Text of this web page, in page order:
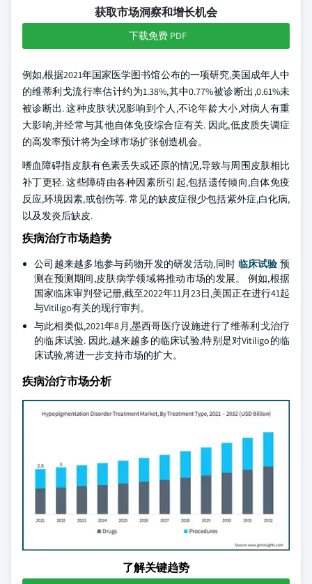
获取市场洞察和增长机会
下载免费 PDF
例如,根据2021年国家医学图书馆公布的一项研究,美国成年人中
的维蒂利戈流行率估计约为1.38%,其中0.77%被诊断出,0.61%未
被诊断出. 这种皮肤状况影响到个人,不论年龄大小,对病人有重
大影响,并经常与其他自体免疫综合症有关. 因此,低皮质失调症
的高发率预计将为全球市场扩张创造机会。
嗜血障碍指皮肤有色素丢失或还原的情况,导致与周围皮肤相比
补丁更轻. 这些障碍由各种因素所引起,包括遗传倾向,自体免疫
反应,环境因素,或创伤等. 常见的缺皮症很少包括紫外症,白化病,
以及发炎后缺皮.
疾病治疗市场趋势
公司越来越多地参与药物开发的研发活动,同时 临床试验 预
测在预测期间,皮肤病学领域将推动市场的发展。 例如,根据
国家临床审判登记册,截至2022年11月23日,美国正在进行41起
与Vitiligo有关的现行审判。
与此相类似,2021年8月,墨西哥医疗设施进行了维蒂利戈治疗
的临床试验. 因此,越来越多的临床试验,特别是对Vitiligo的临
床试验,将进一步支持市场的扩大。
疾病治疗市场分析
了解关键趋势